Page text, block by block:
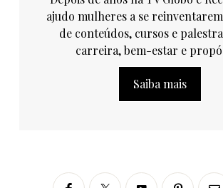
ajudo mulheres a se
de conteúdos, cursos e
carreira, bem-estar e
Saiba mais